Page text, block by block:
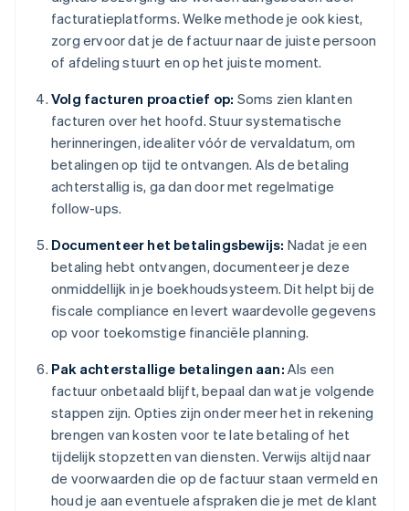
facturatieplatforms. Welke methode je ook kiest,
zorg ervoor dat je de factuur naar de juiste persoon
of afdeling stuurt en op het juiste moment.
Volg facturen proactief op: Soms zien klanten
facturen over het hoofd. Stuur systematische
herinneringen, idealiter vóór de vervaldatum, om
betalingen op tijd te ontvangen. Als de betaling
achterstallig is, ga dan door met regelmatige
follow-ups.
Documenteer het betalingsbewijs: Nadat je een
betaling hebt ontvangen, documenteer je deze
onmiddellijk in je boekhoudsysteem. Dit helpt bij de
fiscale compliance en levert waardevolle gegevens
op voor toekomstige financiële planning.
Pak achterstallige betalingen aan: Als een
factuur onbetaald blijft, bepaal dan wat je volgende
stappen zijn. Opties zijn onder meer het in rekening
brengen van kosten voor te late betaling of het
tijdelijk stopzetten van diensten. Verwijs altijd naar
de voorwaarden die op de factuur staan vermeld en
houd je aan eventuele afspraken die je met de klant